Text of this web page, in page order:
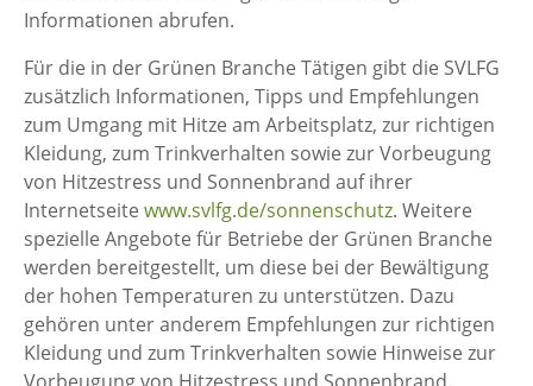
Informationen abrufen.
Für die in der Grünen Branche Tätigen gibt die SVLFG
zusätzlich Informationen, Tipps und Empfehlungen
zum Umgang mit Hitze am Arbeitsplatz, zur richtigen
Kleidung, zum Trinkverhalten sowie zur Vorbeugung
von Hitzestress und Sonnenbrand auf ihrer
Internetseite www.svlfg.de/sonnenschutz. Weitere
spezielle Angebote für Betriebe der Grünen Branche
werden bereitgestellt, um diese bei der Bewältigung
der hohen Temperaturen zu unterstützen. Dazu
gehören unter anderem Empfehlungen zur richtigen
Kleidung und zum Trinkverhalten sowie Hinweise zur